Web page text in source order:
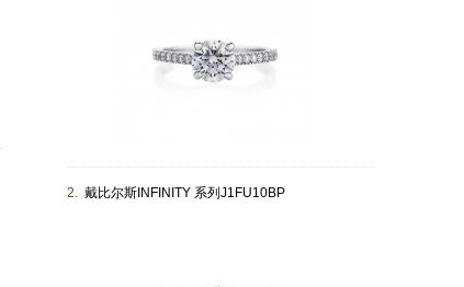
2. 戴比尔斯INFINITY 系列J1FU10BP